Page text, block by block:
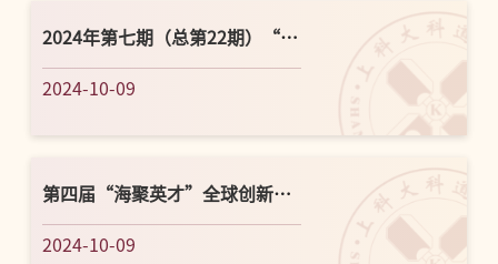
2024年第七期（总第22期）“群
雁”班顺利举办！
2024-10-09
第四届“海聚英才”全球创新创
业峰会人才创业周 “创未
来”——“S...
2024-10-09